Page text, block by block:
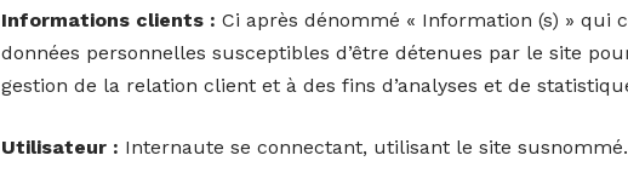
Informations clients : Ci après dénommé « Information (s) » qui
données personnelles susceptibles d’être détenues par le site
gestion de la relation client et à des fins d’analyses et de
Utilisateur : Internaute se connectant, utilisant le site susnommé.